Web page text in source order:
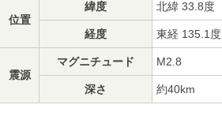
位置
緯度 北緯 33.8度
経度 東経 135.1度
震源
マグニチュード M2.8
深さ 約40km